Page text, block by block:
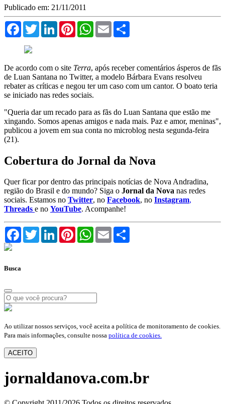
Publicado em: 21/11/2011
FacebookTwitterLinkedInPinterestWhatsApp
Email
De acordo com o site Terra, após receber comentários ásperos de fãs
de Luan Santana no Twitter, a modelo Bárbara Evans resolveu
rebater as críticas e negou ter um caso com um cantor. O boato teria
se iniciado nas redes sociais.
"Queria dar um recado para as fãs do Luan Santana que estão me
xingando. Somos apenas amigos e nada mais. Paz e amor, meninas",
publicou a jovem em sua conta no microblog nesta segunda-feira
(21).
Cobertura do Jornal da Nova
Quer ficar por dentro das principais notícias de Nova Andradina,
região do Brasil e do mundo? Siga o Jornal da Nova nas redes
sociais. Estamos no Twitter, no Facebook, no Instagram,
Threads e no YouTube. Acompanhe!
FacebookTwitterLinkedInPinterestWhatsApp
Email
Busca
Ao utilizar nossos serviços, você aceita a política de monitoramento de cookies.
Para mais informações, consulte nossa política de cookies.
ACEITO
jornaldanova.com.br